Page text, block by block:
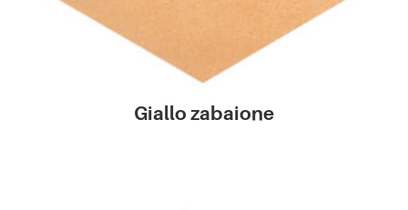
Giallo zabaione